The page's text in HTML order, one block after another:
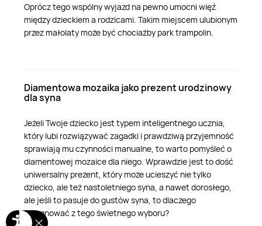
Oprócz tego wspólny wyjazd na pewno umocni więź
między dzieckiem a rodzicami. Takim miejscem ulubionym
przez małolaty może być chociażby park trampolin.
Diamentowa mozaika jako prezent urodzinowy
dla syna
Jeżeli Twoje dziecko jest typem inteligentnego ucznia,
który lubi rozwiązywać zagadki i prawdziwą przyjemność
sprawiają mu czynności manualne, to warto pomyśleć o
diamentowej mozaice dla niego. Wprawdzie jest to dość
uniwersalny prezent, który może ucieszyć nie tylko
dziecko, ale też nastoletniego syna, a nawet dorosłego,
ale jeśli to pasuje do gustów syna, to dlaczego
rezygnować z tego świetnego wyboru?